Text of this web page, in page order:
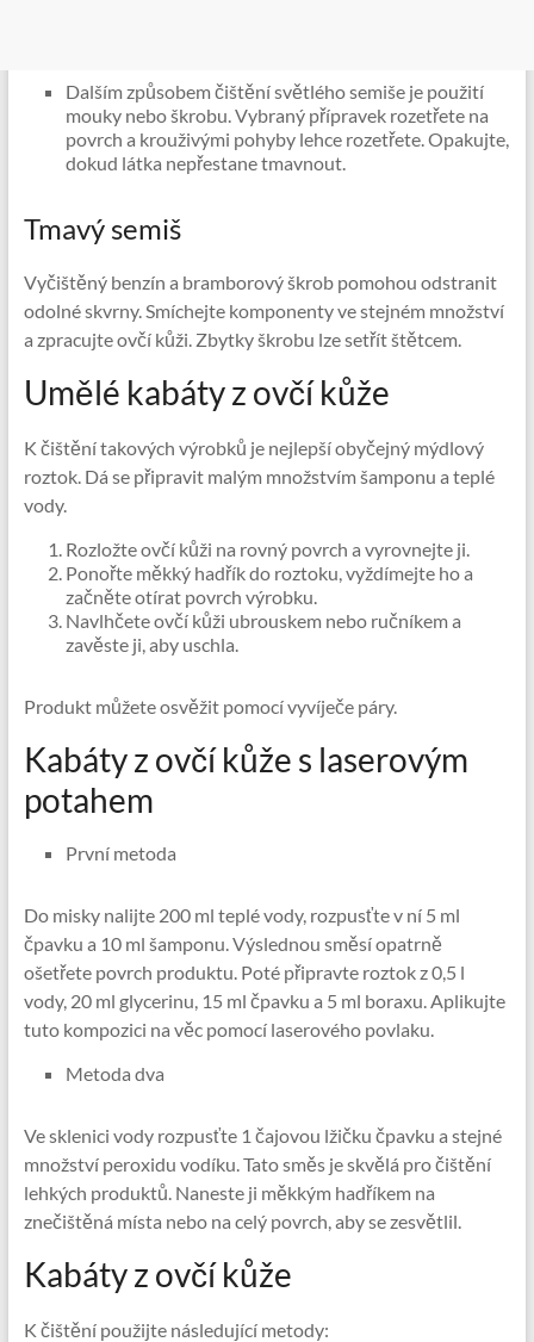
Dalším způsobem čištění světlého semiše je použití
mouky nebo škrobu. Vybraný přípravek rozetřete na
povrch a krouživými pohyby lehce rozetřete. Opakujte,
dokud látka nepřestane tmavnout.
Tmavý semiš
Vyčištěný benzín a bramborový škrob pomohou odstranit
odolné skvrny. Smíchejte komponenty ve stejném množství
a zpracujte ovčí kůži. Zbytky škrobu lze setřít štětcem.
Umělé kabáty z ovčí kůže
K čištění takových výrobků je nejlepší obyčejný mýdlový
roztok. Dá se připravit malým množstvím šamponu a teplé
vody.
Rozložte ovčí kůži na rovný povrch a vyrovnejte ji.
Ponořte měkký hadřík do roztoku, vyždímejte ho a
začněte otírat povrch výrobku.
Navlhčete ovčí kůži ubrouskem nebo ručníkem a
zavěste ji, aby uschla.
Produkt můžete osvěžit pomocí vyvíječe páry.
Kabáty z ovčí kůže s laserovým
potahem
První metoda
Do misky nalijte 200 ml teplé vody, rozpusťte v ní 5 ml
čpavku a 10 ml šamponu. Výslednou směsí opatrně
ošetřete povrch produktu. Poté připravte roztok z 0,5 l
vody, 20 ml glycerinu, 15 ml čpavku a 5 ml boraxu. Aplikujte
tuto kompozici na věc pomocí laserového povlaku.
Metoda dva
Ve sklenici vody rozpusťte 1 čajovou lžičku čpavku a stejné
množství peroxidu vodíku. Tato směs je skvělá pro čištění
lehkých produktů. Naneste ji měkkým hadříkem na
znečištěná místa nebo na celý povrch, aby se zesvětlil.
Kabáty z ovčí kůže
K čištění použijte následující metody: